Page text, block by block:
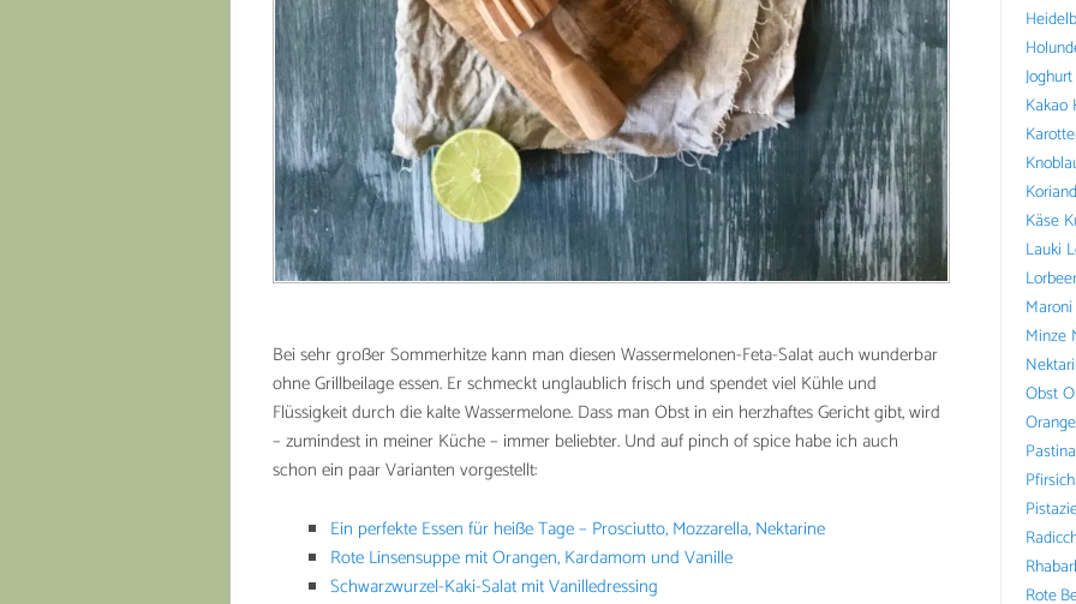
Bei sehr großer Sommerhitze kann man diesen Wassermelonen-Feta-Salat auch wunderbar
ohne Grillbeilage essen. Er schmeckt unglaublich frisch und spendet viel Kühle und
Flüssigkeit durch die kalte Wassermelone. Dass man Obst in ein herzhaftes Gericht gibt, wird
– zumindest in meiner Küche – immer beliebter. Und auf pinch of spice habe ich auch
schon ein paar Varianten vorgestellt:
Ein perfekte Essen für heiße Tage – Prosciutto, Mozzarella, Nektarine
Rote Linsensuppe mit Orangen, Kardamom und Vanille
Schwarzwurzel-Kaki-Salat mit Vanilledressing
Joghurt
Kakao
Käse
Lauki
Lorbeer
Maroni
Minze
Obst
Pfirsich
Rote